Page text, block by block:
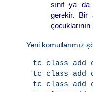
sınıf ya da
gerekir. Bir
çocuklarının
Yeni komutlarımız
tc class add
tc class add
tc class add